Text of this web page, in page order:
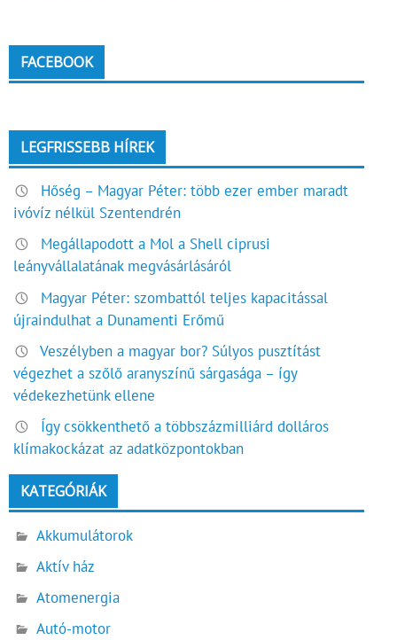
FACEBOOK
LEGFRISSEBB HÍREK
Hőség – Magyar Péter: több ezer ember maradt
ivóvíz nélkül Szentendrén
Megállapodott a Mol a Shell ciprusi
leányvállalatának megvásárlásáról
Magyar Péter: szombattól teljes kapacitással
újraindulhat a Dunamenti Erőmű
Veszélyben a magyar bor? Súlyos pusztítást
végezhet a szőlő aranyszínű sárgasága – így
védekezhetünk ellene
Így csökkenthető a többszázmilliárd dolláros
klímakockázat az adatközpontokban
KATEGÓRIÁK
Akkumulátorok
Aktív ház
Atomenergia
Autó-motor